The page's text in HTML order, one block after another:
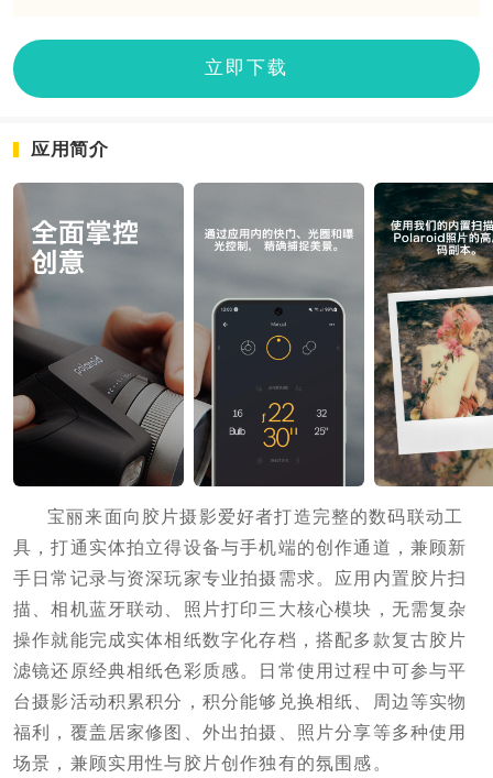
立即下载
应用简介
宝丽来面向胶片摄影爱好者打造完整的数码联动工
具，打通实体拍立得设备与手机端的创作通道，兼顾新
手日常记录与资深玩家专业拍摄需求。应用内置胶片扫
描、相机蓝牙联动、照片打印三大核心模块，无需复杂
操作就能完成实体相纸数字化存档，搭配多款复古胶片
滤镜还原经典相纸色彩质感。日常使用过程中可参与平
台摄影活动积累积分，积分能够兑换相纸、周边等实物
福利，覆盖居家修图、外出拍摄、照片分享等多种使用
场景，兼顾实用性与胶片创作独有的氛围感。